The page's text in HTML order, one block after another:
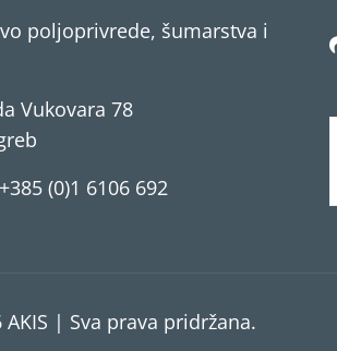
poljoprivrede, šumarstva i
Vukovara 78
(0)1 6106 692
AKIS | Sva prava pridržana.